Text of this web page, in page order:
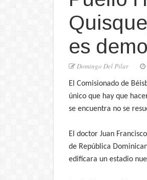
es
Domingo Del Pilar
El Comisionado de
único que hay que
se encuentra no se
El doctor Juan
de República
edificara un estadio